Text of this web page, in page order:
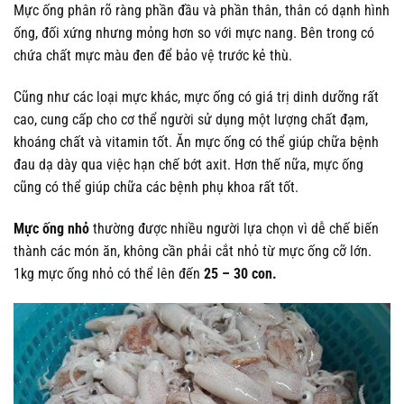
Mực ống phân rõ ràng phần đầu và phần thân, thân có dạnh hình
ống, đối xứng nhưng mỏng hơn so với mực nang. Bên trong có
chứa chất mực màu đen để bảo vệ trước kẻ thù.
Cũng như các loại mực khác, mực ống có giá trị dinh dưỡng rất
cao, cung cấp cho cơ thể người sử dụng một lượng chất đạm,
khoáng chất và vitamin tốt. Ăn mực ống có thể giúp chữa bệnh
đau dạ dày qua việc hạn chế bớt axit. Hơn thế nữa, mực ống
cũng có thể giúp chữa các bệnh phụ khoa rất tốt.
Mực ống nhỏ thường được nhiều người lựa chọn vì dễ chế biến
thành các món ăn, không cần phải cắt nhỏ từ mực ống cỡ lớn.
1kg mực ống nhỏ có thể lên đến 25 – 30 con.